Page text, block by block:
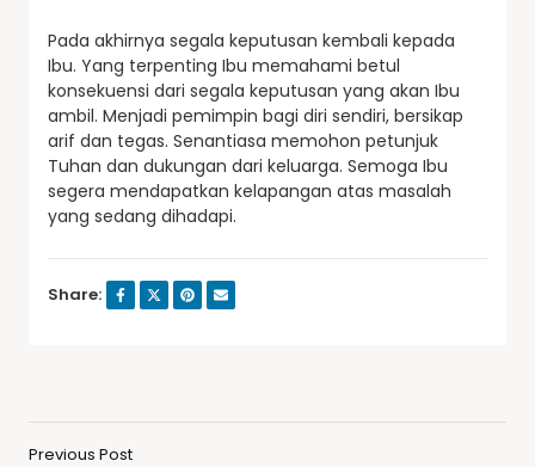
Pada akhirnya segala keputusan kembali kepada
Ibu. Yang terpenting Ibu memahami betul
konsekuensi dari segala keputusan yang akan Ibu
ambil. Menjadi pemimpin bagi diri sendiri, bersikap
arif dan tegas. Senantiasa memohon petunjuk
Tuhan dan dukungan dari keluarga. Semoga Ibu
segera mendapatkan kelapangan atas masalah
yang sedang dihadapi.
Share:
Previous Post